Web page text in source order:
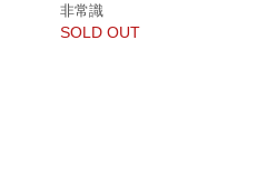
非常識
SOLD OUT